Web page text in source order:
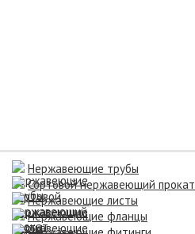
Нержавеющие трубы
Сортовой нержавеющий прокат
Нержавеющие листы
Нержавеющие фланцы